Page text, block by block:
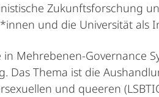
Zukunftsforschung
und die Universität als
in Mehrebenen-Governance
Das Thema ist die
und queeren